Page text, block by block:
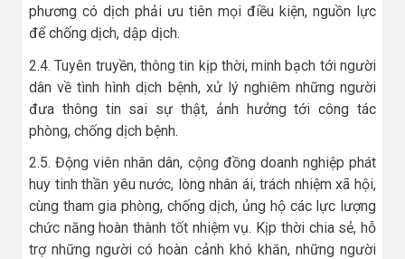
phương có dịch phải ưu tiên mọi điều kiện, nguồn lực
để chống dịch, dập dịch.
2.4. Tuyên truyền, thông tin kịp thời, minh bạch tới người
dân về tình hình dịch bệnh, xử lý nghiêm những người
đưa thông tin sai sự thật, ảnh hưởng tới công tác
phòng, chống dịch bệnh.
2.5. Động viên nhân dân, cộng đồng doanh nghiệp phát
huy tinh thần yêu nước, lòng nhân ái, trách nhiệm xã hội,
cùng tham gia phòng, chống dịch, ủng hộ các lực lượng
chức năng hoàn thành tốt nhiệm vụ. Kịp thời chia sẻ, hỗ
trợ những người có hoàn cảnh khó khăn, những người